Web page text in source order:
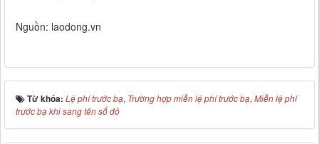
Nguồn: laodong.vn
Từ khóa: Lệ phí trước bạ, Trường hợp miễn lệ phí trước bạ, Miễn lệ phí
trước bạ khi sang tên sổ đỏ